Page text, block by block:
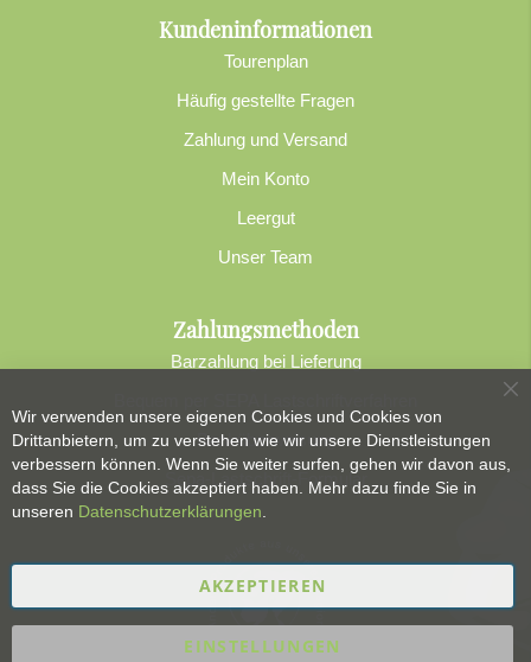
Kundeninformationen
Tourenplan
Häufig gestellte Fragen
Zahlung und Versand
Mein Konto
Leergut
Unser Team
Zahlungsmethoden
Barzahlung bei Lieferung
Banküberweisung
Sepa-Lastschrift-Formular
Wir verwenden unsere eigenen Cookies und Cookies von
Drittanbietern, um zu verstehen wie wir unsere Dienstleistungen
verbessern können. Wenn Sie weiter surfen, gehen wir davon aus,
dass Sie die Cookies akzeptiert haben. Mehr dazu finde Sie in
unseren Datenschutzerklärungen
AKZEPTIEREN
EINSTELLUNGEN